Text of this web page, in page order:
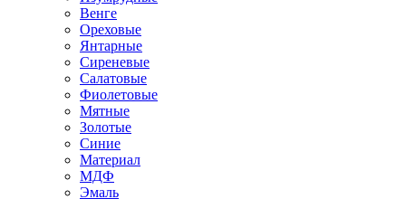
Венге
Ореховые
Янтарные
Сиреневые
Салатовые
Фиолетовые
Мятные
Золотые
Синие
Материал
МДФ
Эмаль